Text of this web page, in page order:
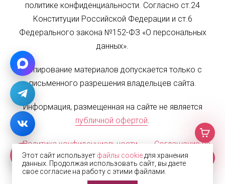
политике конфиденциальности. Согласно ст.24
Конституции Российской Федерации и ст.6
Федерального закона №152-ФЗ «О персональных
данных».
Копирование материалов допускается только с
письменного разрешения владельцев сайта.
Информация, размещенная на сайте не является
публичной офертой.
Политика конфиденциальности
Соглашение на
обработку персональных данных
Карта сайта
© 2002—2026 Жалюзи.РФ
Этот сайт использует файлы cookie для хранения
данных. Продолжая использовать сайт, вы даете
свое согласие на работу с этими файлами.